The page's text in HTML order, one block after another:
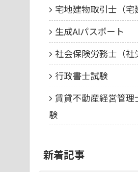
宅地建物取引士（宅
生成AIパスポート
社会保険労務士（社
行政書士試験
賃貸不動産経営管
験
新着記事